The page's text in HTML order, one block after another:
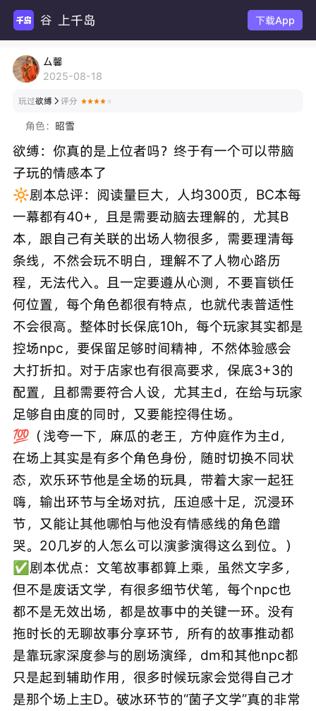
谷圈扩 上千岛 下载App
厶馨
2025-08-18
玩过欲缚 评分
角色： 昭雪
欲缚：你真的是上位者吗？终于有一个可以带脑
子玩的情感本了
🔆剧本总评：阅读量巨大，人均300页，BC本每
一幕都有40+，且是需要动脑去理解的，尤其B
本，跟自己有关联的出场人物很多，需要理清每
条线，不然会玩不明白，理解不了人物心路历
程，无法代入。且一定要遵从心测，不要盲锁任
何位置，每个角色都很有特点，也就代表普适性
不会很高。整体时长保底10h，每个玩家其实都是
控场npc，要保留足够时间精神，不然体验感会
大打折扣。对于店家也有很高要求，保底3+3的
配置，且都需要符合人设，尤其主d，在给与玩家
足够自由度的同时，又要能控得住场。
💯（浅夸一下，麻瓜的老王，方仲庭作为主d，
在场上其实是有多个角色身份，随时切换不同状
态，欢乐环节他是全场的玩具，带着大家一起狂
嗨，输出环节与全场对抗，压迫感十足，沉浸环
节，又能让其他哪怕与他没有情感线的角色蹭
哭。20几岁的人怎么可以演爹演得这么到位。）
✅剧本优点：文笔故事都算上乘，虽然文字多，
但不是废话文学，有很多细节伏笔，每个npc也
都不是无效出场，都是故事中的关键一环。没有
拖时长的无聊故事分享环节，所有的故事推动都
是靠玩家深度参与的剧场演绎，dm和其他npc都
只是起到辅助作用，很多时候玩家会觉得自己才
是那个场上主D。破冰环节的“菌子文学”真的非常